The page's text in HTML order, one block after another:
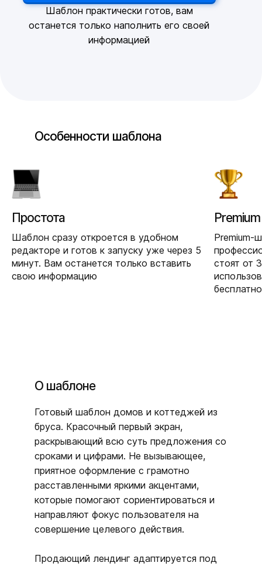
Шаблон практически готов, вам
останется только наполнить его своей
информацией
Особенности шаблона
Простота
Шаблон сразу откроется в удобном
редакторе и готов к запуску уже через 5
минут. Вам останется только вставить
свою информацию
Premium
Premium-
стоят от
О шаблоне
Готовый шаблон домов и коттеджей из
бруса. Красочный первый экран,
раскрывающий всю суть предложения со
сроками и цифрами. Не вызывающее,
приятное оформление с грамотно
расставленными яркими акцентами,
которые помогают сориентироваться и
направляют фокус пользователя на
совершение целевого действия.
Продающий лендинг адаптируется под